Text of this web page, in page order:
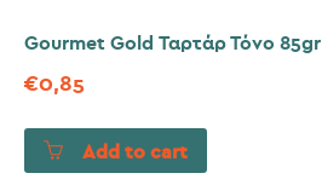
Gourmet Gold Ταρτάρ Τόνο 85gr
€0,85
Add to cart